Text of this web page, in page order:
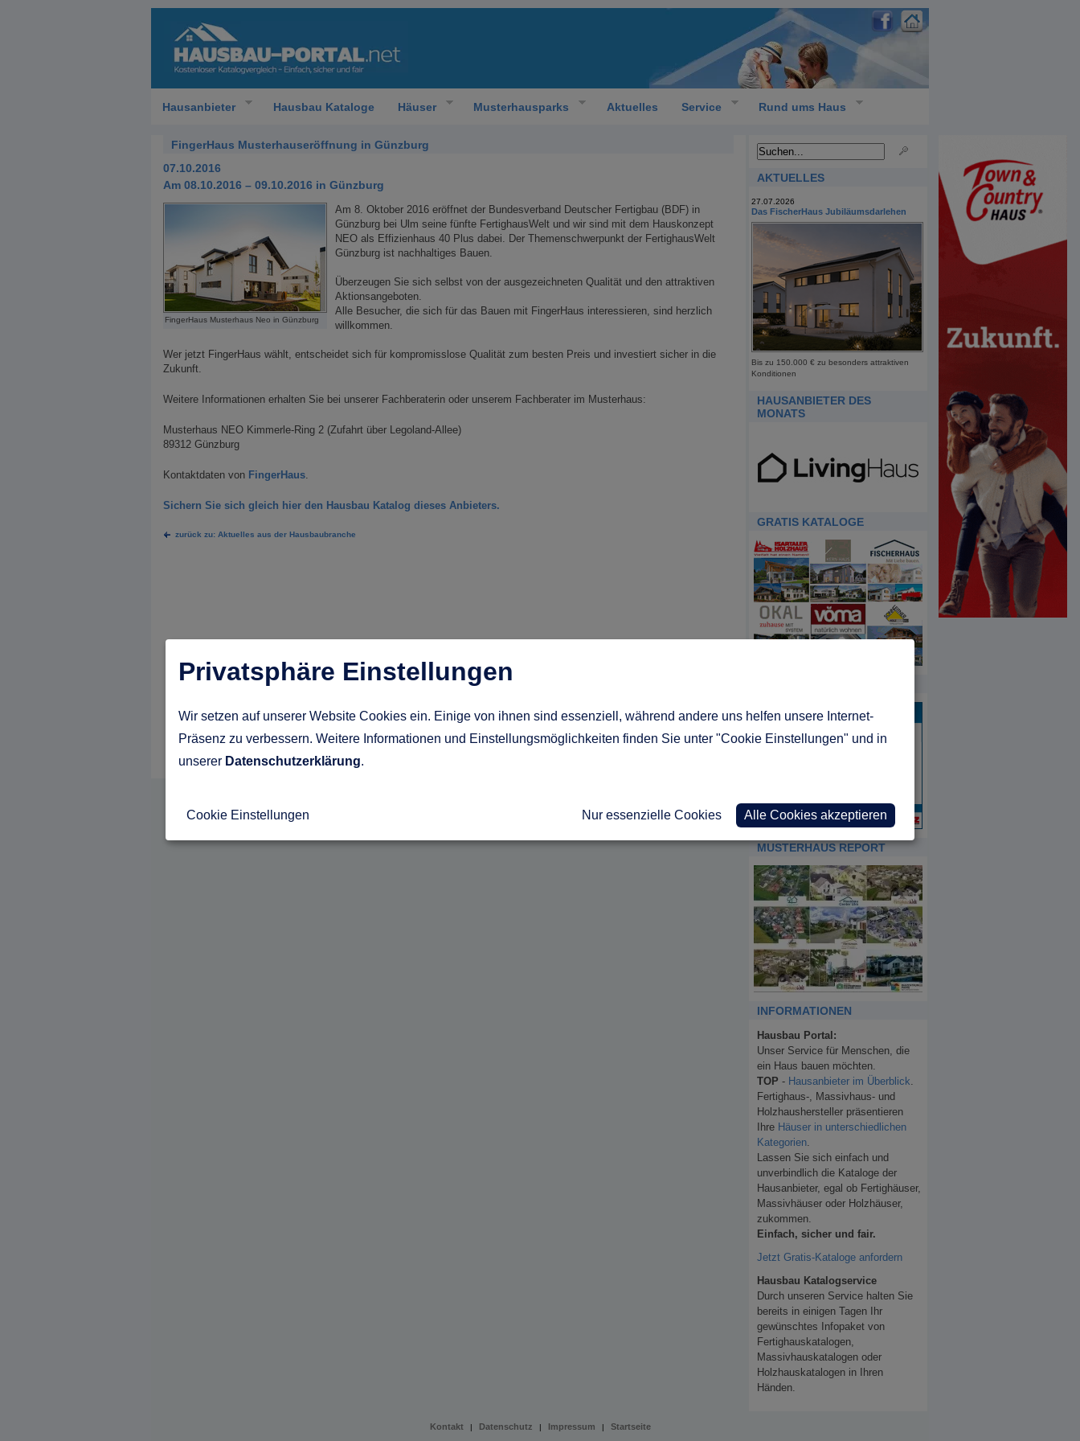
Hausanbieter Hausbau Kataloge Häuser Musterhausparks Aktuelles Service Rund ums Haus
FingerHaus Musterhauseröffnung in Günzburg
07.10.2016
Am 08.10.2016 – 09.10.2016 in Günzburg
FingerHaus Musterhaus Neo in Günzburg
Am 8. Oktober 2016 eröffnet der Bundesverband Deutscher Fertigbau (BDF) in
Günzburg bei Ulm seine fünfte FertighausWelt und wir sind mit dem Hauskonzept
NEO als Effizienhaus 40 Plus dabei. Der Themenschwerpunkt der FertighausWelt
Günzburg ist nachhaltiges Bauen.
Überzeugen Sie sich selbst von der ausgezeichneten Qualität und den attraktiven
Aktionsangeboten.
Alle Besucher, die sich für das Bauen mit FingerHaus interessieren, sind herzlich
willkommen.
Wer jetzt FingerHaus wählt, entscheidet sich für kompromisslose Qualität zum besten Preis und investiert sicher in die
Zukunft.
Weitere Informationen erhalten Sie bei unserer Fachberaterin oder unserem Fachberater im Musterhaus:
Musterhaus NEO Kimmerle-Ring 2 (Zufahrt über Legoland-Allee)
89312 Günzburg
Kontaktdaten von FingerHaus.
Sichern Sie sich gleich hier den Hausbau Katalog dieses Anbieters.
zurück zu: Aktuelles aus der Hausbaubranche
AKTUELLES
27.07.2026
Das FischerHaus Jubiläumsdarlehen
Bis zu 150.000 € zu besonders attraktiven
Konditionen
HAUSANBIETER DES
MONATS
GRATIS KATALOGE
MUSTERHAUS REPORT
INFORMATIONEN
Hausbau Portal:
Unser Service für Menschen, die
ein Haus bauen möchten.
TOP - Hausanbieter im Überblick
Fertighaus-, Massivhaus- und
Holzhaushersteller präsentieren
Ihre Häuser in unterschiedlichen
Kategorien
Lassen Sie sich einfach und
unverbindlich die Kataloge der
Hausanbieter, egal ob Fertighäuser,
Massivhäuser oder Holzhäuser,
zukommen.
Einfach, sicher und fair.
Jetzt Gratis-Kataloge anfordern
Hausbau Katalogservice
Durch unseren Service halten Sie
bereits in einigen Tagen Ihr
gewünschtes Infopaket von
Fertighauskatalogen,
Massivhauskatalogen oder
Holzhauskatalogen in Ihren
Händen.
Kontakt | Datenschutz | Impressum | Startseite
Privatsphäre Einstellungen
Wir setzen auf unserer Website Cookies ein. Einige von ihnen sind essenziell, während andere uns helfen unsere Internet-
Präsenz zu verbessern. Weitere Informationen und Einstellungsmöglichkeiten finden Sie unter "Cookie Einstellungen" und in
unserer Datenschutzerklärung.
Cookie Einstellungen Nur essenzielle Cookies Alle Cookies akzeptieren